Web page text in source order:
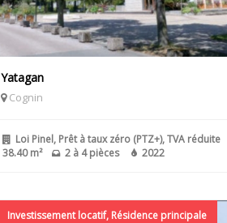
Yatagan
Cognin
Loi Pinel, Prêt à taux zéro (PTZ+), TVA réduite
38.40 m²
2 à 4 pièces 2022
Investissement locatif, Résidence principale